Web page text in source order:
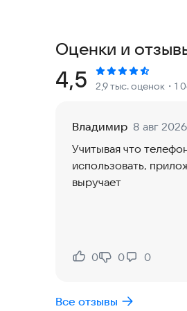
Корпоративный
информации. Быстро
Создавайте публичные
текст, составит
идей.
Организовать работу
сделки, выставлять
Задачи и проекты
Оценки и
Рейтинг:
4,5 2,9 тыс. оценок ・1
Владимир 8 авг 2026
Учитывая что
использовать,
выручает
Нравится:
0
Не нравится:
0 0
Все отзывы